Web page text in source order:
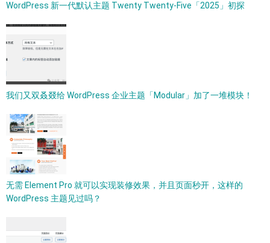
WordPress 新一代默认主题 Twenty Twenty-Five「2025」初探
我们又双叒叕给 WordPress 企业主题「Modular」加了一堆模块！
无需 Element Pro 就可以实现装修效果，并且页面秒开，这样的
WordPress 主题见过吗？